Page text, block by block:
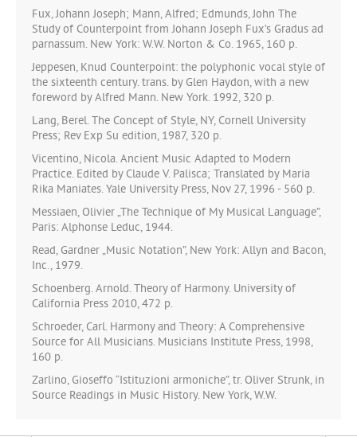
Fux, Johann Joseph; Mann, Alfred; Edmunds, John The
Study of Counterpoint from Johann Joseph Fux’s Gradus ad
parnassum. New York: W.W. Norton & Co. 1965, 160 p.
Jeppesen, Knud Counterpoint: the polyphonic vocal style of
the sixteenth century. trans. by Glen Haydon, with a new
foreword by Alfred Mann. New York. 1992, 320 p.
Lang, Berel. The Concept of Style, NY, Cornell University
Press; Rev Exp Su edition, 1987, 320 p.
Vicentino, Nicola. Ancient Music Adapted to Modern
Practice. Edited by Claude V. Palisca; Translated by Maria
Rika Maniates. Yale University Press, Nov 27, 1996 - 560 p.
Messiaen, Olivier „The Technique of My Musical Language”,
Paris: Alphonse Leduc, 1944.
Read, Gardner „Music Notation”, New York: Allyn and Bacon,
Inc., 1979.
Schoenberg. Arnold. Theory of Harmony. University of
California Press 2010, 472 p.
Schroeder, Carl. Harmony and Theory: A Comprehensive
Source for All Musicians. Musicians Institute Press, 1998,
160 p.
Zarlino, Gioseffo “Istituzioni armoniche”, tr. Oliver Strunk, in
Source Readings in Music History. New York, W.W.